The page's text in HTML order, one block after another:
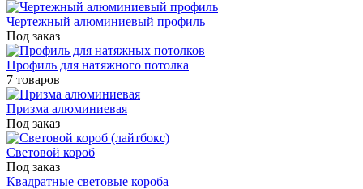
Чертежный алюминиевый профиль
Под заказ
Профиль для натяжного потолка
7 товаров
Призма алюминиевая
Под заказ
Световой короб
Под заказ
Квадратные световые короба